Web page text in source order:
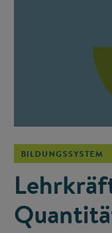
BILDUNGSSYSTEM